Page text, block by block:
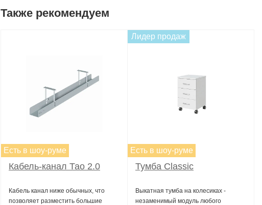
Также рекомендуем
Есть в шоу-руме
Кабель-канал Тао 2.0
Кабель канал ниже обычных, что
позволяет разместить большие
Лидер продаж
Есть в шоу-руме
Тумба Classic
Выкатная тумба на колесиках -
незаменимый модуль любого